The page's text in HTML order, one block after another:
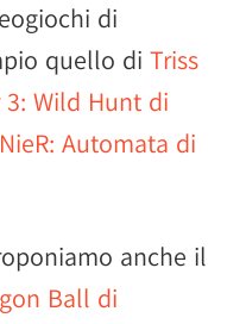
di
quello di Triss
Wild Hunt di
Automata di
anche il
Ball di